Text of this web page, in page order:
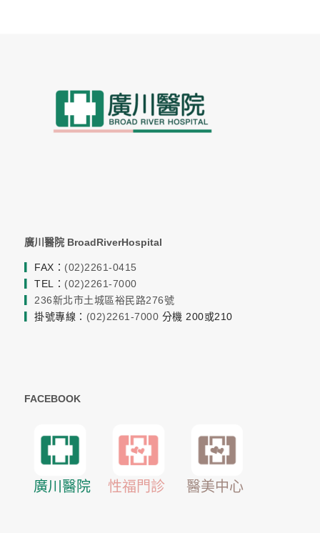
廣川醫院 BroadRiverHospital
FAX： (02)2261-0415
▎TEL： (02)2261-7000
▎236新北市土城區裕民路276號
▎掛號專線： (02)2261-7000 分機 200或210
FACEBOOK
廣川醫院 性福門診 醫美中心